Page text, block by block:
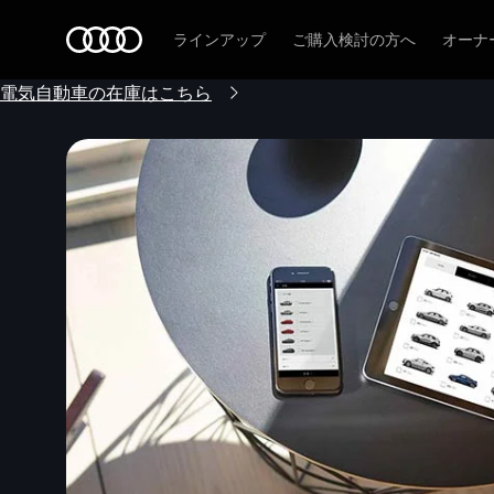
ラインアップ ご購入検討の方へ オーナ
電気自動車の在庫はこちら